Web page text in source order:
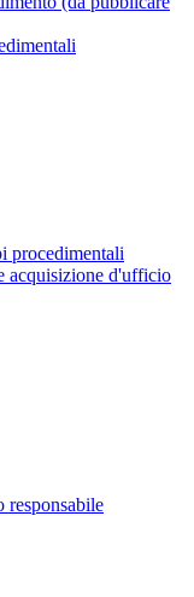
procedimentali
acquisizione d'ufficio